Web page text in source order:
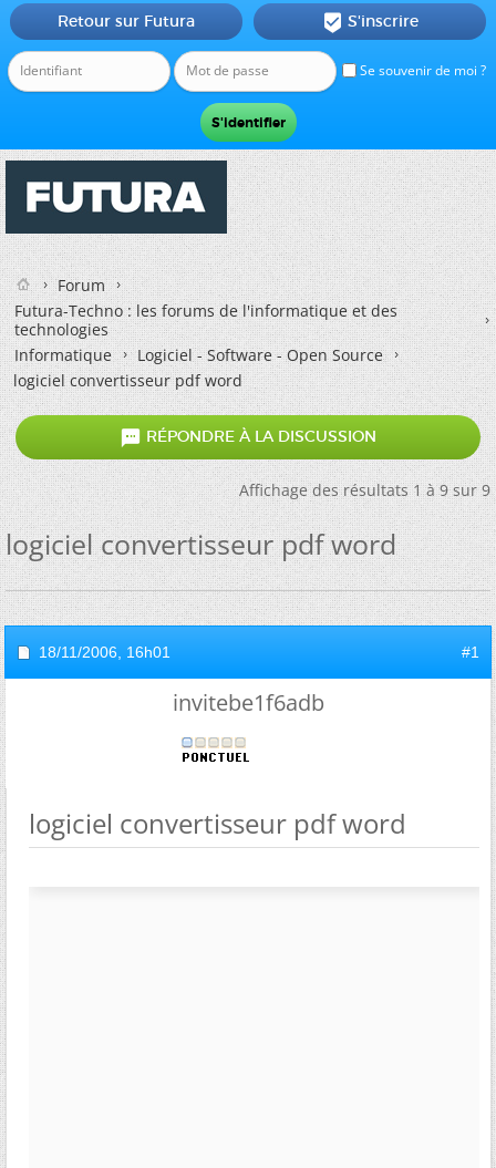
Se souvenir de moi ?
Retour sur Futura  S'inscrire
Forum
Futura-Techno : les forums de l'informatique et des
technologies
Informatique
Logiciel - Software - Open Source
logiciel convertisseur pdf word
 RÉPONDRE À LA DISCUSSION
Affichage des résultats 1 à 9 sur 9
logiciel convertisseur pdf word
18/11/2006, 16h01 #1
invitebe1f6adb
logiciel convertisseur pdf word